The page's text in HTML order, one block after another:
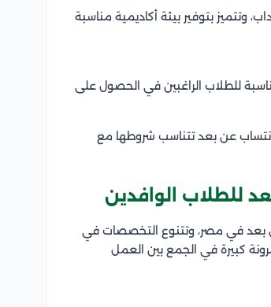
وتتميز بتوفير بيئة أكاديمية مناسبة
للطلاب الراغبين في الحصول على
عن بعد تتناسب شروطها مع
للطلاب الوافدين
بعد في مصر، وتتنوع التخصصات في
كبيرة في الجمع بين العمل